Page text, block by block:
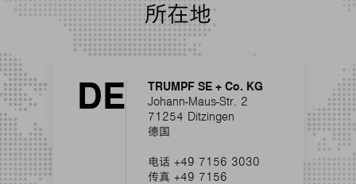
所在地
DE
TRUMPF SE + Co. KG
Johann-Maus-Str. 2
71254 Ditzingen
德国
电话 +49 7156 3030
传真 +49 7156